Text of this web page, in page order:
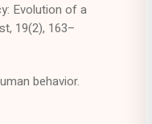
Evolution of a
19(2), 163–
behavior.